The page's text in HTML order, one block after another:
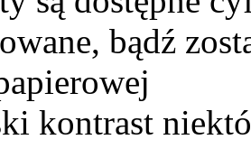
bądź
kontrast